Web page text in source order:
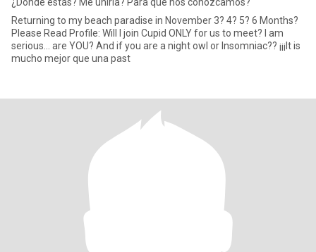
Returning to my beach paradise in November 3? 4? 5? 6 Months?
Please Read Profile: Will I join Cupid ONLY for us to meet? I am
serious... are YOU? And if you are a night owl or Insomniac?? ¡¡¡It is
mucho mejor que una past